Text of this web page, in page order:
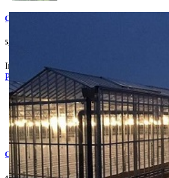
CHERRY BELLE
5,940.00din
Indeterminantni hibrid .
Pogledaj
CAPRICCIO